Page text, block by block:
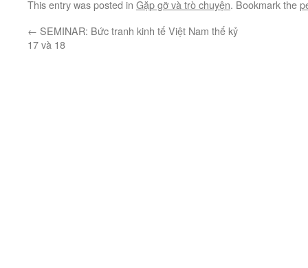
This entry was posted in Gặp gỡ và trò chuyện. Bookmark the
← SEMINAR: Bức tranh kinh tế Việt Nam thế kỷ
17 và 18